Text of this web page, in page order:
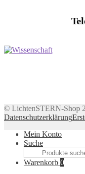
© LichtenSTERN-Shop
Datenschutzerklärung
Mein Konto
Suche
Suchen
nach:
Warenkorb 0